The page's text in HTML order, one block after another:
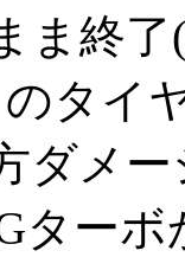
ま終了
タイ
ダメ
ター